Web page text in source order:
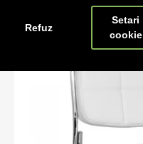
Refuz
Setari
cookie